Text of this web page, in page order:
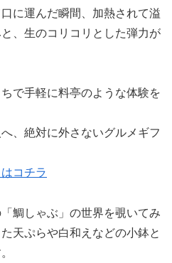
に運んだ瞬間、加熱されて溢
、生のコリコリとした弾力が
で手軽に料亭のような体験を
、絶対に外さないグルメギフ
コチラ
鯛しゃぶ」の世界を覗いてみ
天ぷらや白和えなどの小鉢と